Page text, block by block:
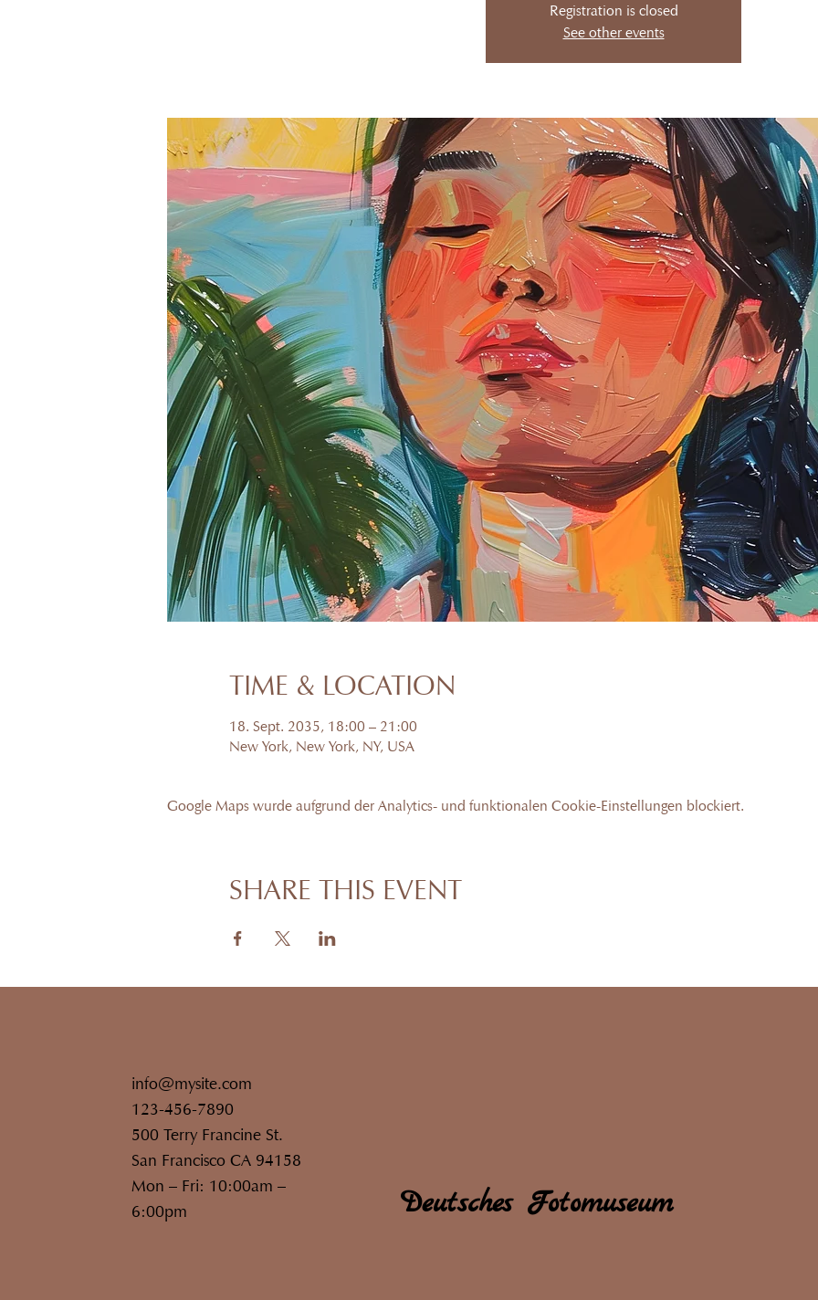
Registration is closed
See other events
TIME & LOCATION
18. Sept. 2035, 18:00 – 21:00
New York, New York, NY, USA
Google Maps wurde aufgrund der Analytics- und funktionalen Cookie-Einstellungen blockiert.
SHARE THIS EVENT
info@mysite.com
123-456-7890
500 Terry Francine St.
San Francisco CA 94158
Mon – Fri: 10:00am –
6:00pm
Deutsches Fotomuseum